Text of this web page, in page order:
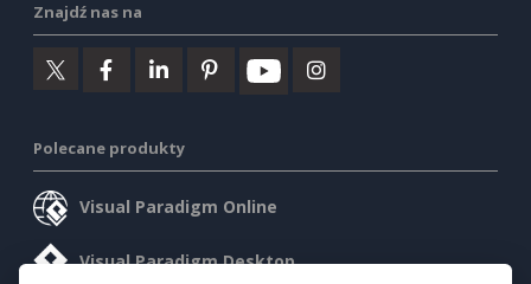
Znajdź nas na
Polecane produkty
Visual Paradigm Online
Visual Paradigm Desktop